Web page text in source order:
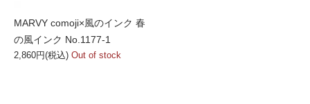
MARVY comoji×風のインク 春
の風インク No.1177-1
2,860円(税込) Out of stock